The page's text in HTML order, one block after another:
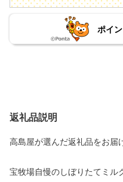
ポイ
返礼品説明
高島屋が選んだ返礼品をお届
宝牧場自慢のしぼりたてミル